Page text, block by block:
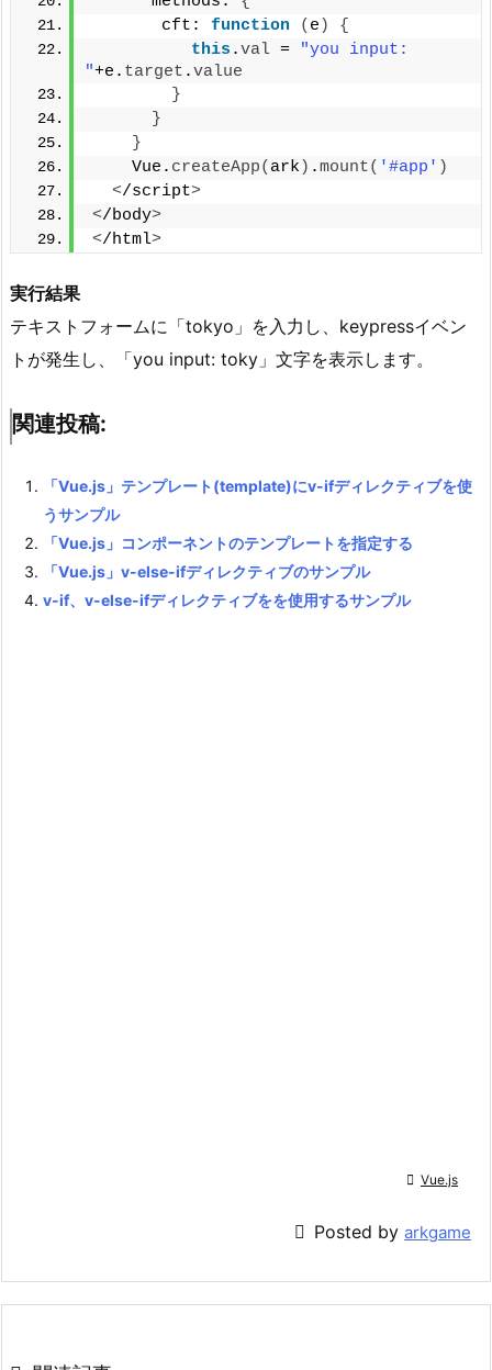
       cft:
function ( e )
{
this .val =
"you input:
"+e. target .value
}
}
}
    Vue.
createApp( ark ) .mount( '#app' )
</script>
</body>
</html>
実行結果
テキストフォームに「tokyo」を入力し、keypressイベン
トが発生し、「you input: toky」文字を表示します。
関連投稿:
「Vue.js」テンプレート(template)にv-ifディレクティブを使
うサンプル
「Vue.js」コンポーネントのテンプレートを指定する
「Vue.js」v-else-ifディレクティブのサンプル
v-if、v-else-ifディレクティブをを使用するサンプル
 Vue.js
 Posted by arkgame